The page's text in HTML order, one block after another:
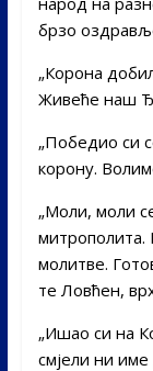
брзо
„Корона
Живеће наш
„Победио си
корону.
„Моли, моли
молитве.
те Ловћен,
„Ишао си на
смјели ни